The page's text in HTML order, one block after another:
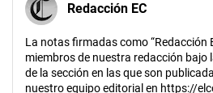
Redacción EC
La notas firmadas como “Redacción
miembros de nuestra redacción bajo
de la sección en las que son
nuestro equipo editorial en https://